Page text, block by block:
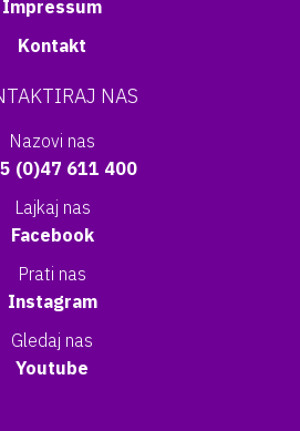
Impressum
Kontakt
NAS
Nazovi nas
(0)47 611 400
Lajkaj nas
Facebook
Prati nas
Instagram
Gledaj nas
Youtube